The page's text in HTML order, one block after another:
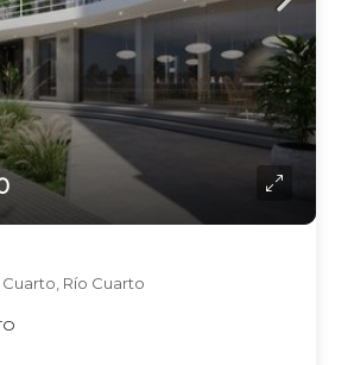
Cuarto, Río Cuarto